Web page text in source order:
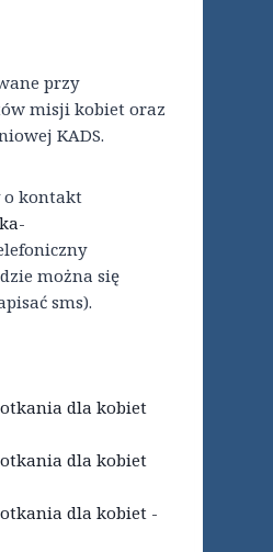
przy
misji kobiet oraz
KADS.
o kontakt
można się
sms).
dla kobiet
dla kobiet
dla kobiet -